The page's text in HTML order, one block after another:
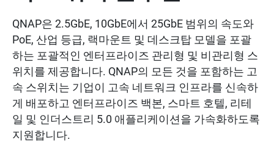
QNAP은 2.5GbE, 10GbE에서 25GbE 범위의 속도와
PoE, 산업 등급, 랙마운트 및 데스크탑 모델을 포괄
하는 포괄적인 엔터프라이즈 관리형 및 비관리형 스
위치를 제공합니다. QNAP의 모든 것을 포함하는 고
속 스위치는 기업이 고속 네트워크 인프라를 신속하
게 배포하고 엔터프라이즈 백본, 스마트 호텔, 리테
일 및 인더스트리 5.0 애플리케이션을 가속화하도록
지원합니다.